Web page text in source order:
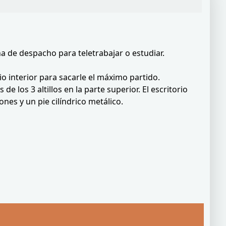
de despacho para teletrabajar o estudiar.
interior para sacarle el máximo partido.
los 3 altillos en la parte superior. El escritorio
y un pie cilíndrico metálico.